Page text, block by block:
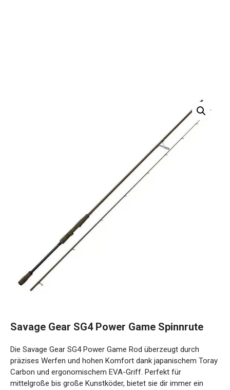
präzises Werfen und hohen Komfort dank japanischem
Toray Carbon und ergonomischem EVA-Griff. Perfekt für
mittelgroße bis große Kunstköder, bietet sie dir immer ein
optimales Angelerlebnis.